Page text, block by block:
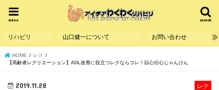
search
menu
リハビリ 山口健一について お問い合わせ
HOME
レク
【高齢者レクリエーション】ADL改善に役立つレクならコレ！以心伝心じゃんけん
レク
2019.11.28